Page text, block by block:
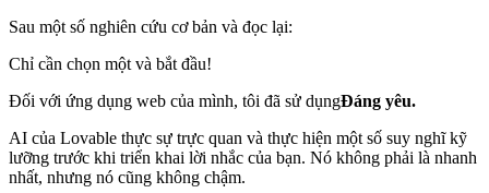
Sau một số nghiên cứu cơ bản và đọc lại:
Chỉ cần chọn một và bắt đầu!
Đối với ứng dụng web của mình, tôi đã sử dụngĐáng yêu.
AI của Lovable thực sự trực quan và thực hiện một số suy nghĩ kỹ
lưỡng trước khi triển khai lời nhắc của bạn. Nó không phải là nhanh
nhất, nhưng nó cũng không chậm.